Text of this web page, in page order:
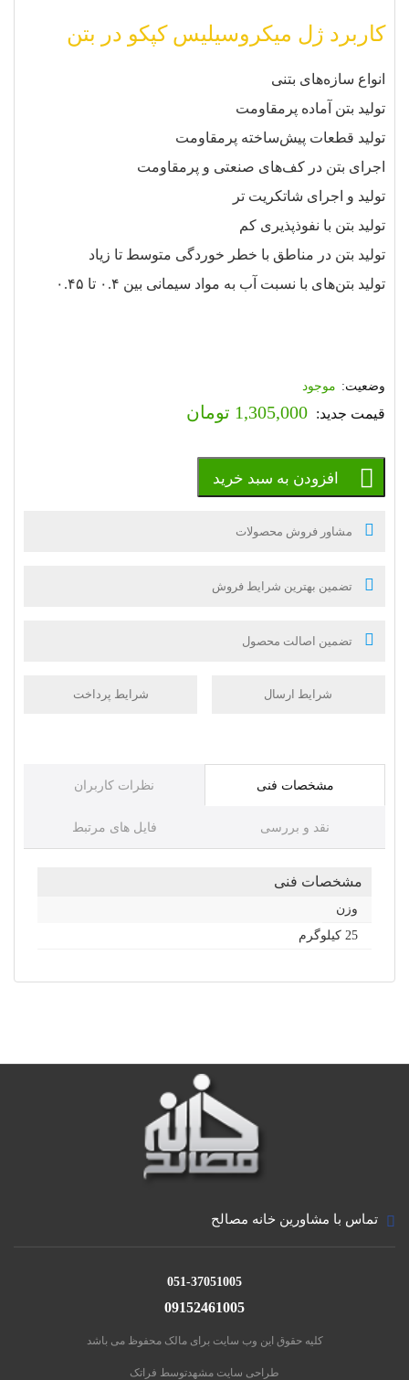
کاربرد ژل میکروسیلیس کپکو در بتن
انواع سازه‌های بتنی
تولید بتن آماده پرمقاومت
تولید قطعات پیش‌ساخته پرمقاومت
اجرای بتن در کف‌های صنعتی و پرمقاومت
تولید و اجرای شاتکریت تر
تولید بتن با نفوذپذیری کم
تولید بتن در مناطق با خطر خوردگی متوسط تا زیاد
تولید بتن‌های با نسبت آب به مواد سیمانی بین ۰.۴ تا ۰.۴۵
موجود
1,305,000 تومان
افزودن به سبد خرید
مشاور فروش محصولات
تضمین بهترین شرایط فروش
تضمین اصالت محصول
شرایط ارسال شرایط پرداخت
مشخصات فنی نظرات کاربران
نقد و بررسی فایل های مرتبط
مشخصات فنی
وزن
25 کیلوگرم
تماس با مشاورین خانه مصالح
051-37051005
09152461005
کلیه حقوق این وب سایت برای مالک محفوظ می باشد
طراحی سایت مشهدتوسط فراتک